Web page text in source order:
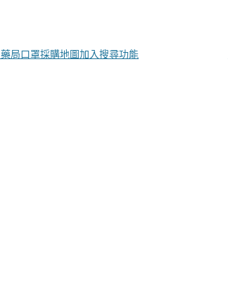
藥局口罩採購地圖加入搜尋功能